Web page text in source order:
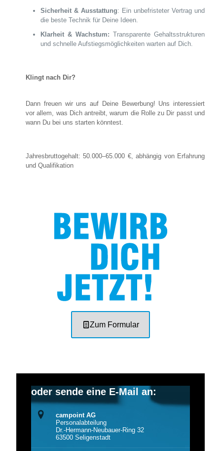
Sicherheit & Ausstattung: Ein unbefristeter Vertrag und
die beste Technik für Deine Ideen.
Klarheit & Wachstum:Transparente Gehaltsstrukturen
und schnelle Aufstiegsmöglichkeiten warten auf Dich.
Klingt nach Dir?
Dann freuen wir uns auf Deine Bewerbung! Uns interessiert
vor allem, was Dich antreibt, warum die Rolle zu Dir passt und
wann Du bei uns starten könntest.
Jahresbruttogehalt: 50.000–65.000 €, abhängig von Erfahrung
und Qualifikation
Zum Formular
oder sende eine E-Mail an:
campoint AG
Personalabteilung
Dr.-Hermann-Neubauer-Ring 32
63500 Seligenstadt